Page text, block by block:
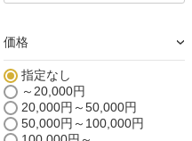
価格 ›
指定なし
～20,000円
20,000円～50,000円
50,000円～100,000円